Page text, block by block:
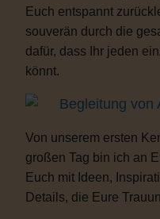
Euch entspannt
souverän durch die
dafür, dass Ihr jeden
könnt.
Begleitung von
Von unserem ersten
großen Tag bin ich an
Euch mit Ideen,
Details, die Eure